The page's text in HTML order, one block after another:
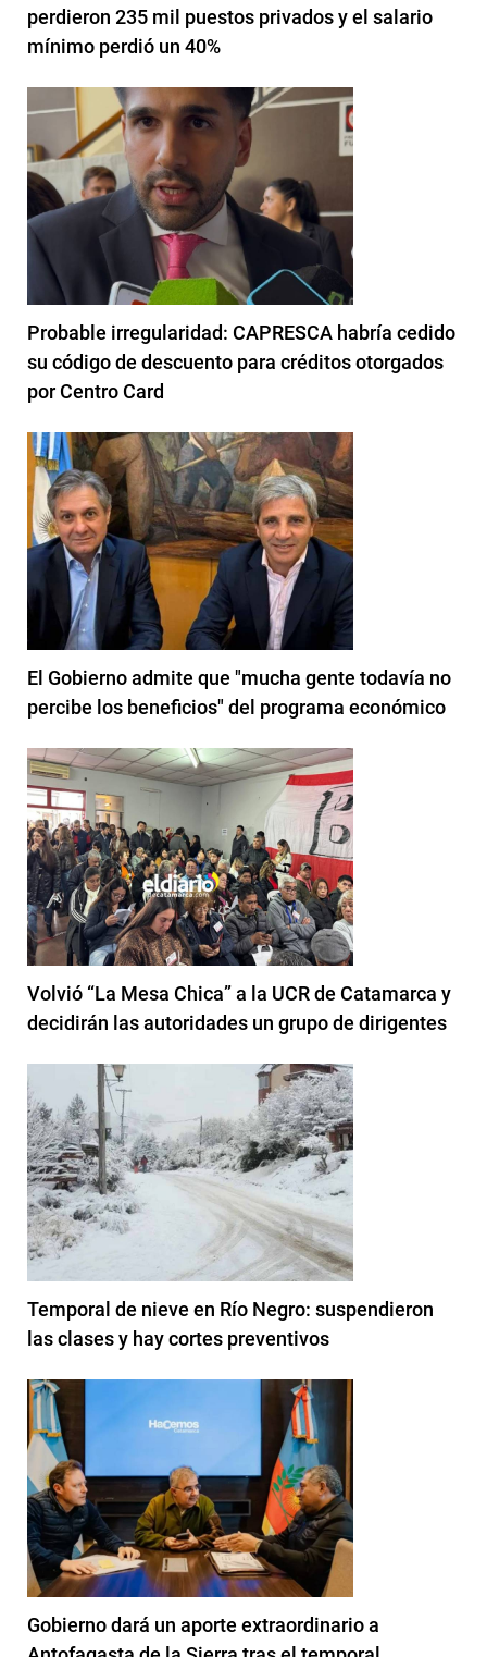
perdieron 235 mil puestos privados y el salario
mínimo perdió un 40%
Probable irregularidad: CAPRESCA habría cedido
su código de descuento para créditos otorgados
por Centro Card
El Gobierno admite que "mucha gente todavía no
percibe los beneficios" del programa económico
Volvió “La Mesa Chica” a la UCR de Catamarca y
decidirán las autoridades un grupo de dirigentes
Temporal de nieve en Río Negro: suspendieron
las clases y hay cortes preventivos
Gobierno dará un aporte extraordinario a